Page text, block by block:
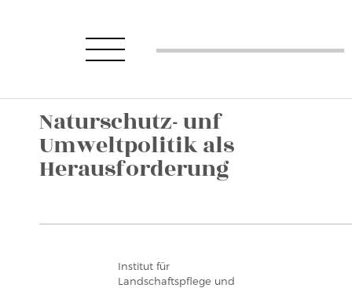
Naturschutz- unf
Umweltpolitik als
Herausforderung
Institut für
Landschaftspflege und